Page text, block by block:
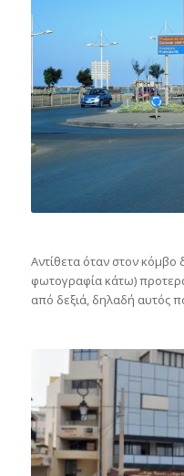
Αντίθετα όταν στον κόμβο
φωτογραφία κάτω)
από δεξιά, δηλαδή αυτός